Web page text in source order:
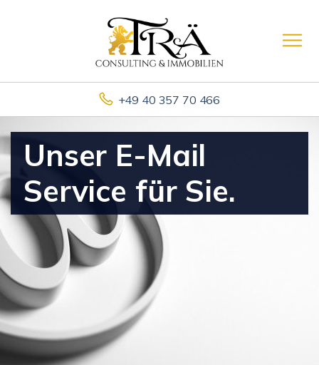
+49 40 357 70 466
Unser E-Mail
Service für Sie.